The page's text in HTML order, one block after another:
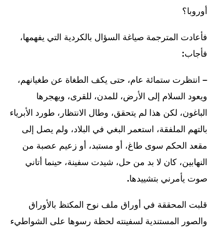
أوروبا؟
فأعادت المترجمة صياغة السؤال بالكردية التي يفهمها،
فأجاب:
– انتظرت ستمائة عام، حتى يكف الطغاة عن طغيانهم،
ويعود السلام إلى الأرض، للمدن، للقرى، ويهجرها
الباغون، لكن هذا لم يتحقق، وطال الانتظار، طورد الأبرياء
بالتهم الملفقة، استعمر البغي في البلاد، ولم يصل إلى
مقعد الحكم سوى طاغ، أو مستبد، أو زعيم عصبة من
النهابين، كان لا بد من حل، شيدت سفينة، حينما أتاني
صوت يأمرني بتشييدها.
قلبت المحققة في أوراق ملف نوح المكتظ بالأوراق
والصور المستندية لسفينته لحظة رسوها على الشواطيء